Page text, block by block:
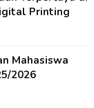
Printing
Mahasiswa
2026